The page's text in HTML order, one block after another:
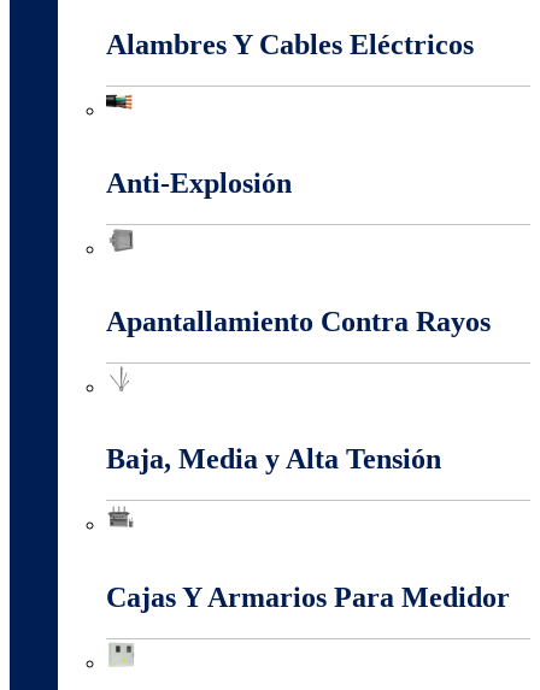
Alambres Y Cables Eléctricos
Anti-Explosión
Apantallamiento Contra Rayos
Baja, Media y Alta Tensión
Cajas Y Armarios Para Medidor